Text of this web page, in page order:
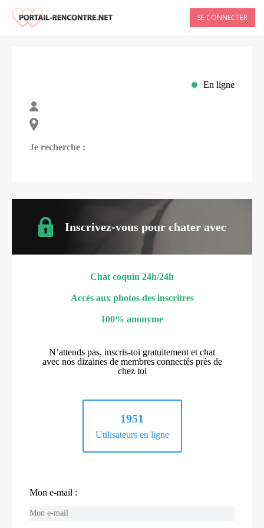
SE CONNECTER
En ligne
Je recherche :
Inscrivez-vous pour chater avec
Chat coquin 24h/24h
Accès aux photos des inscritres
100% anonyme
N’attends pas, inscris-toi gratuitement et chat
avec nos dizaines de membres connectés près de
chez toi
1951
Utilisateurs en ligne
Mon e-mail :